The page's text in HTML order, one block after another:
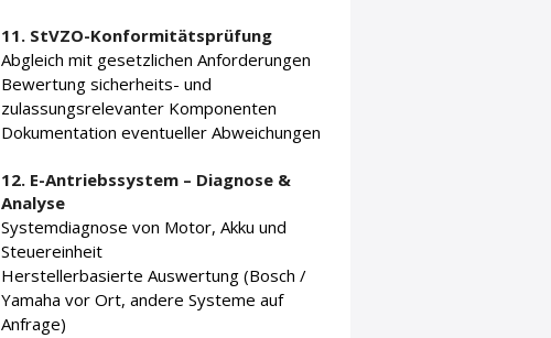
11. StVZO-Konformitätsprüfung
Abgleich mit gesetzlichen Anforderungen
Bewertung sicherheits- und
zulassungsrelevanter Komponenten
Dokumentation eventueller Abweichungen
12. E-Antriebssystem – Diagnose &
Analyse
Systemdiagnose von Motor, Akku und
Steuereinheit
Herstellerbasierte Auswertung (Bosch /
Yamaha vor Ort, andere Systeme auf
Anfrage)